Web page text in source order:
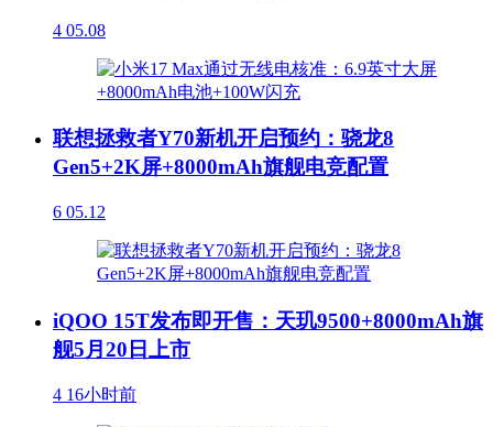
4 05.08
联想拯救者Y70新机开启预约：骁龙8
Gen5+2K屏+8000mAh旗舰电竞配置
6 05.12
iQOO 15T发布即开售：天玑9500+8000mAh旗
舰5月20日上市
4 16小时前